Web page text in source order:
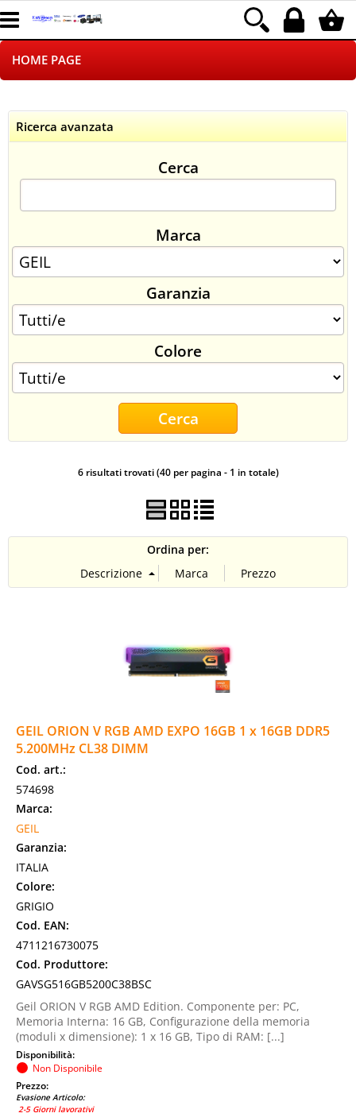
HOME PAGE
LOGISTICA
NEGOZI ON LINE
SINCRONIZZATI CON NOI
SPEDIZIONI
CONTATTI
Ricerca avanzata
Cerca
Marca
Garanzia
Colore
6 risultati trovati (40 per pagina - 1 in totale)
Ordina per:
GEIL ORION V RGB AMD EXPO 16GB 1 x 16GB DDR5
5.200MHz CL38 DIMM
Cod. art.:
574698
Marca:
GEIL
Garanzia:
ITALIA
Colore:
GRIGIO
Cod. EAN:
4711216730075
Cod. Produttore:
GAVSG516GB5200C38BSC
Geil ORION V RGB AMD Edition. Componente per: PC,
Memoria Interna: 16 GB, Configurazione della memoria
(moduli x dimensione): 1 x 16 GB, Tipo di RAM: [...]
Disponibilità:
Non Disponibile
Prezzo:
Evasione Articolo:
2-5 Giorni lavorativi